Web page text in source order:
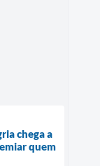
chega a
quem